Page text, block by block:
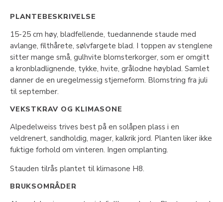
PLANTEBESKRIVELSE
15-25 cm høy, bladfellende, tuedannende staude med
avlange, filthårete, sølvfargete blad. I toppen av stenglene
sitter mange små, gulhvite blomsterkorger, som er omgitt
a kronbladlignende, tykke, hvite, grålodne høyblad. Samlet
danner de en uregelmessig stjerneform. Blomstring fra juli
til september.
VEKSTKRAV OG KLIMASONE
Alpedelweiss trives best på en solåpen plass i en
veldrenert, sandholdig, mager, kalkrik jord. Planten liker ikke
fuktige forhold om vinteren. Ingen omplanting.
Stauden tilrås plantet til klimasone H8.
BRUKSOMRÅDER